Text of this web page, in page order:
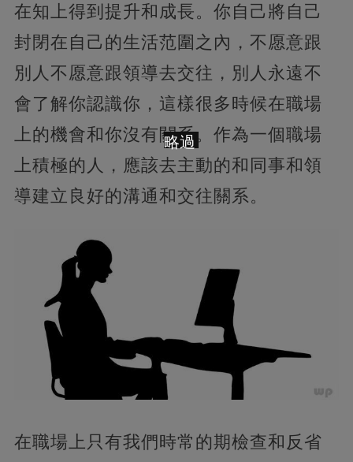
在知上得到提升和成長。你自己將自己
封閉在自己的生活范圍之內，不愿意跟
別人不愿意跟領導去交往，別人永遠不
會了解你認識你，這樣很多時候在職場
上的機會和你沒有關系。作為一個職場
上積極的人，應該去主動的和同事和領
導建立良好的溝通和交往關系。
在職場上只有我們時常的期檢查和反省
略過